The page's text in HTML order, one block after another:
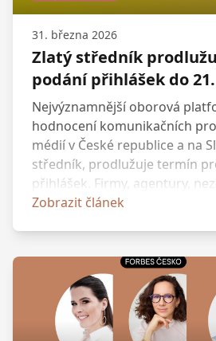
září.
31. března 2026
Zlatý středník
podání přihlášek do
Nejvýznamnější oborová
hodnocení komunikačních
médií v České republice a na
středník, prodlužuje termín
přihlášek. Firmy, agentury,
i veřejné instituce mohou své
strategické komunikace a
(ASCOPA), tak vychází vstříc
týmů i vysokým nárokům na
přihlášek.
Zobrazit článek